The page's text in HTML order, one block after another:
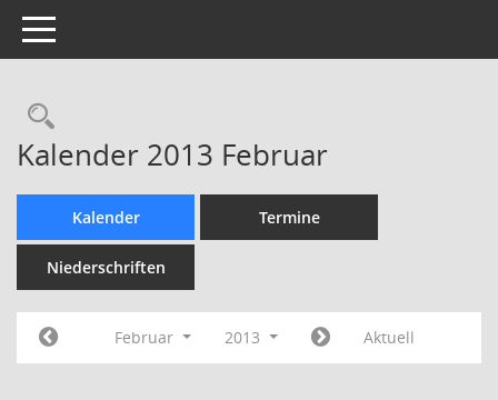
Toggle navigation
Rechercheauswahl
Kalender 2013 Februar
Kalender Termine
Niederschriften
Februar 2013 Aktuell